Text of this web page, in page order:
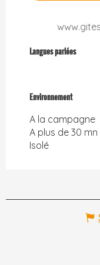
Langues parlées
Langues parlées
Environnement
Environnement
A la campagne
A plus de 30
Isolé